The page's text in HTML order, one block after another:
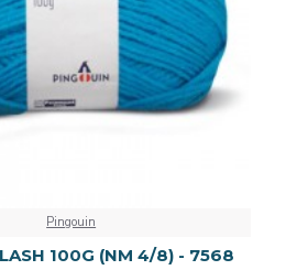
Pingouin
100G (NM 4/8) - 7568